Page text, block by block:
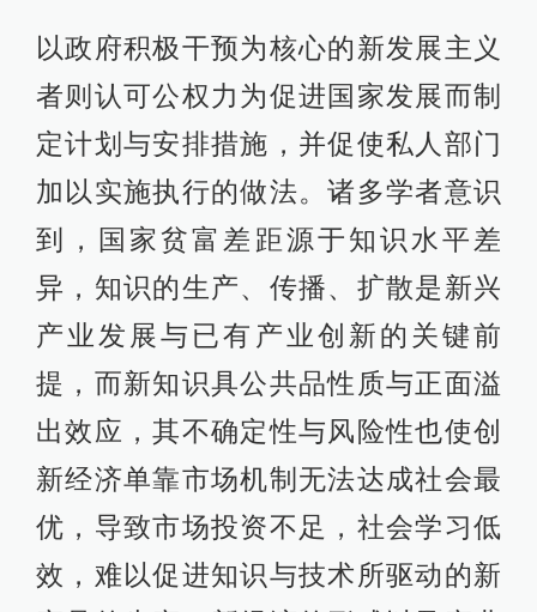
以政府积极干预为核心的新发展主义
者则认可公权力为促进国家发展而制
定计划与安排措施，并促使私人部门
加以实施执行的做法。诸多学者意识
到，国家贫富差距源于知识水平差
异，知识的生产、传播、扩散是新兴
产业发展与已有产业创新的关键前
提，而新知识具公共品性质与正面溢
出效应，其不确定性与风险性也使创
新经济单靠市场机制无法达成社会最
优，导致市场投资不足，社会学习低
效，难以促进知识与技术所驱动的新